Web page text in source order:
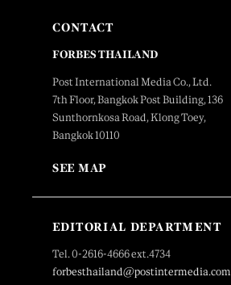
CONTACT
FORBES THAILAND
Post International Media Co., Ltd.
7th Floor, Bangkok Post Building, 136
Sunthornkosa Road, Klong Toey,
Bangkok 10110
SEE MAP
EDITORIAL DEPARTMENT
Tel. 0-2616-4666 ext.4734
forbesthailand@postintermedia.com